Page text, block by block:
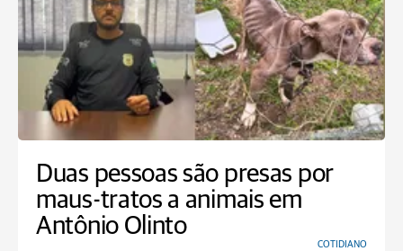
Duas pessoas são presas por
maus-tratos a animais em
Antônio Olinto
COTIDIANO